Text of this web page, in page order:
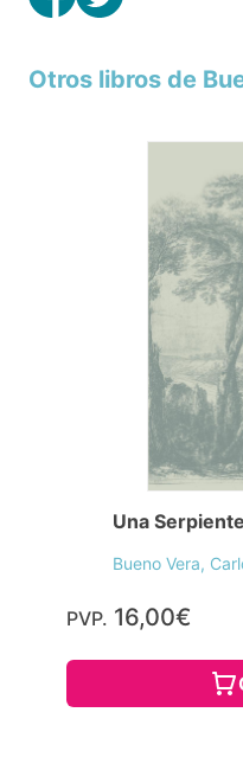
Otros libros de
Una
Bueno Vera,
PVP. 16,00€